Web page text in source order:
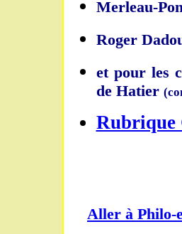
Merleau-
Roger
et pour les
de Hatier
Rubrique
Aller à Philo-